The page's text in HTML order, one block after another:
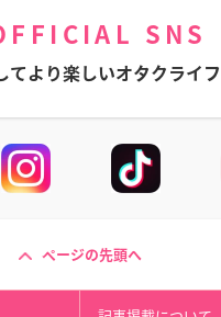
SNS
てより楽しいオタクライフ
ページの先頭へ